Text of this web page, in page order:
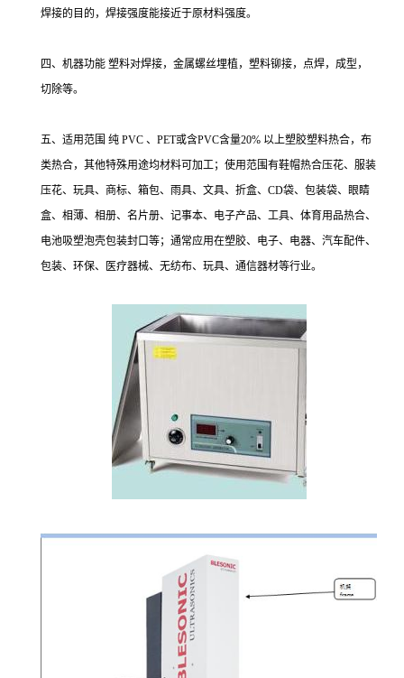
焊接的目的，焊接强度能接近于原材料强度。
四、机器功能 塑料对焊接，金属螺丝埋植，塑料铆接，点焊，成型，
切除等。
五、适用范围 纯 PVC 、PET或含PVC含量20% 以上塑胶塑料热合，布
类热合，其他特殊用途均材料可加工；使用范围有鞋帽热合压花、服装
压花、玩具、商标、箱包、雨具、文具、折盒、CD袋、包装袋、眼睛
盒、相薄、相册、名片册、记事本、电子产品、工具、体育用品热合、
电池吸塑泡壳包装封口等；通常应用在塑胶、电子、电器、汽车配件、
包装、环保、医疗器械、无纺布、玩具、通信器材等行业。